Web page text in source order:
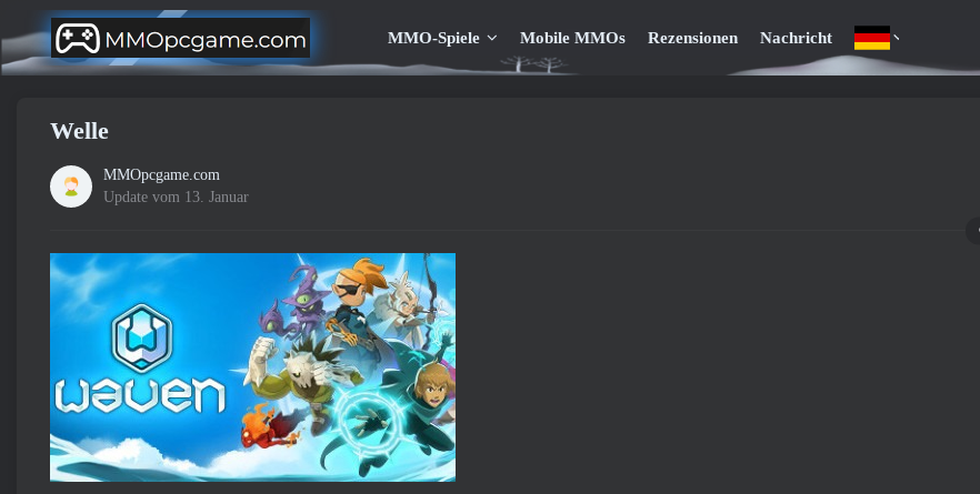
MMO-Spiele Mobile MMOs Rezensionen Nachricht
Welle
MMOpcgame.com
Update vom 13. Januar